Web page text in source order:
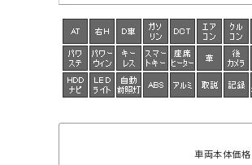
車両本体価格